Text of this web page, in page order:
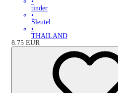
tinder
•
Sleutel
•
THAILAND
8.75 EUR